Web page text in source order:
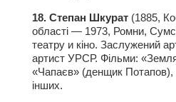
Конкурс «Колибри» 2016
Конкурс «Колибри» 2015
Конкурс «Колибри» 2014
Литературный конкурс «Я
18. Степан Шкурат (1885,
області — 1973, Ромни,
театру и кіно. Заслужений
артист УРСР. Фільми:
«Чапаєв» (денщик Потапов),
інших.